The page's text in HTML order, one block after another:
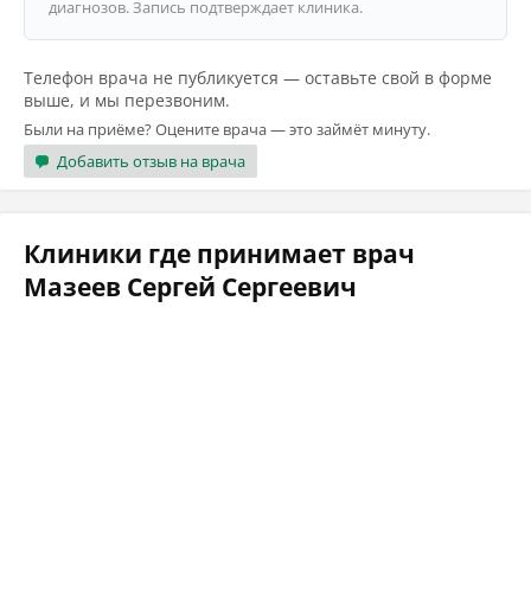
диагнозов. Запись подтверждает клиника.
Телефон врача не публикуется — оставьте свой в форме
выше, и мы перезвоним.
Были на приёме? Оцените врача — это займёт минуту.
Добавить отзыв на врача
Клиники где принимает врач
Мазеев Сергей Сергеевич